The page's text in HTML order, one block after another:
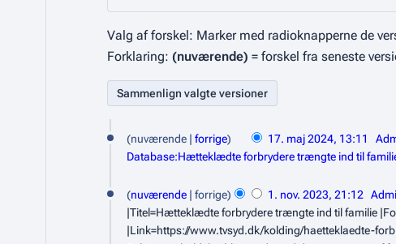
Valg af forskel: Marker med radioknapperne de
Forklaring: (nuværende) = forskel fra seneste
1
m
nuværende forrige 17. maj 2024, 13:11
Database:Hætteklædte forbrydere trængte ind til
1
nuværende forrige 1. nov. 2023, 21:12
|Titel=Hætteklædte forbrydere trængte ind til familie
|Link=https://www.tvsyd.dk/kolding/haetteklaedte-